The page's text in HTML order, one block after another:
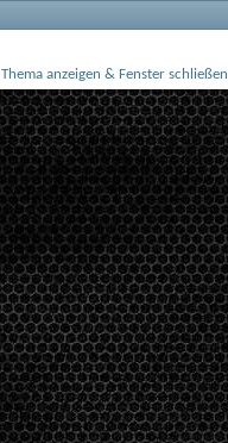
Thema anzeigen & Fenster schließen